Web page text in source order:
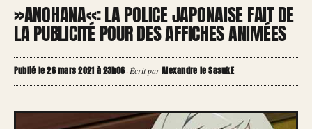
»ANOHANA«: LA POLICE JAPONAISE FAIT DE
LA PUBLICITÉ POUR DES AFFICHES ANIMÉES
Publié le 26 mars 2021 à 23h06·Écrit parAlexandre le SasukE